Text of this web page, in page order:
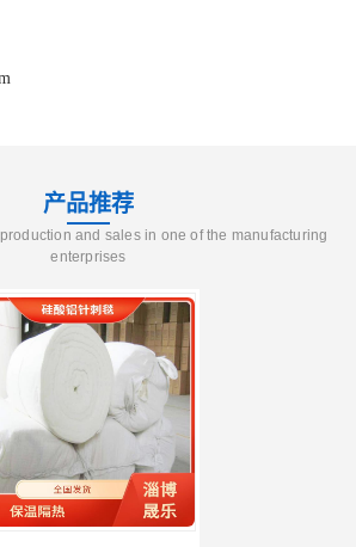
产品推荐
and sales in one of the manufacturing
enterprises